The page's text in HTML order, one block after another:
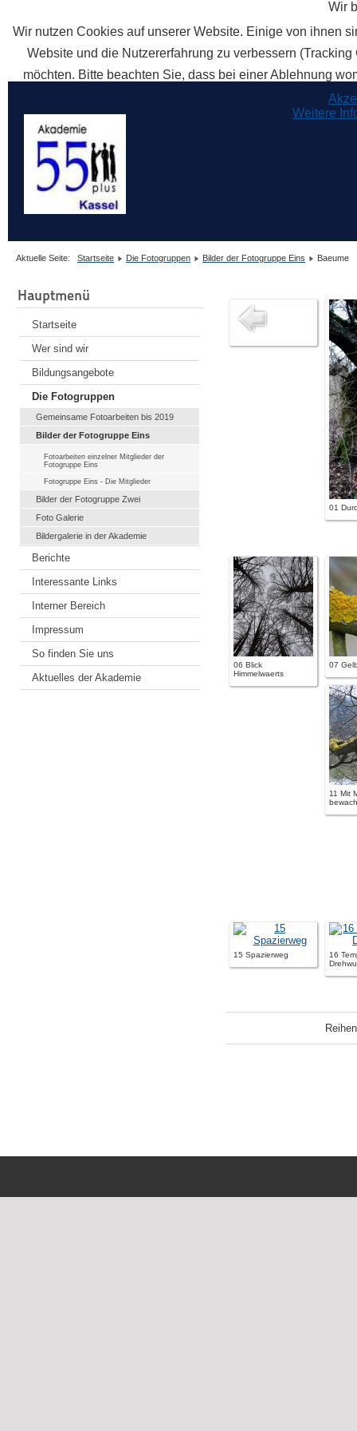
Aktuelle Seite: Startseite Die Fotogruppen Bilder der Fotogruppe Eins Baeume
Hauptmenü
Startseite
Wer sind wir
Bildungsangebote
Die Fotogruppen
Gemeinsame Fotoarbeiten bis 2019
Bilder der Fotogruppe Eins
Fotoarbeiten einzelner Mitglieder der
Fotogruppe Eins
Fotogruppe Eins - Die Mitglieder
Bilder der Fotogruppe Zwei
Foto Galerie
Bildergalerie in der Akademie
Berichte
Interessante Links
Interner Bereich
Impressum
So finden Sie uns
Aktuelles der Akademie
01
06 Blick
Himmelwaerts
07
11 Mit
15 Spazierweg
16
Wir
Wir nutzen Cookies auf unserer Website. Einige von ihnen
Website und die Nutzererfahrung zu verbessern
möchten. Bitte beachten Sie, dass bei einer Ablehnung
Weitere